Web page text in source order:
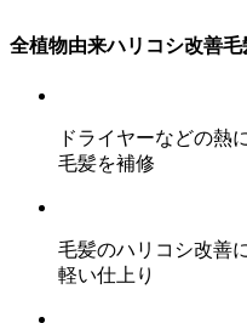
全植物由来ハリコシ改善
ドライヤーなどの熱
毛髪を補修
毛髪のハリコシ改善
軽い仕上り